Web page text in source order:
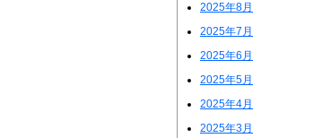
2025年8月
2025年7月
2025年6月
2025年5月
2025年4月
2025年3月